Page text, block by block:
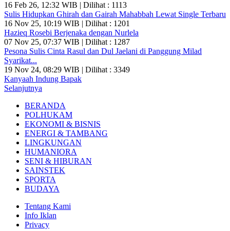
16 Feb 26, 12:32 WIB | Dilihat : 1113
Sulis Hidupkan Ghirah dan Gairah Mahabbah Lewat Single Terbaru
16 Nov 25, 10:19 WIB | Dilihat : 1201
Hazieq Rosebi Berjenaka dengan Nurlela
07 Nov 25, 07:37 WIB | Dilihat : 1287
Pesona Sulis Cinta Rasul dan Dul Jaelani di Panggung Milad
Syarikat...
19 Nov 24, 08:29 WIB | Dilihat : 3349
Kanyaah Indung Bapak
Selanjutnya
BERANDA
POLHUKAM
EKONOMI & BISNIS
ENERGI & TAMBANG
LINGKUNGAN
HUMANIORA
SENI & HIBURAN
SAINSTEK
SPORTA
BUDAYA
Tentang Kami
Info Iklan
Privacy